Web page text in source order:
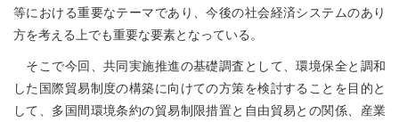
等における重要なテーマであり、今後の社会経済システムのあり
方を考える上でも重要な要素となっている。
そこで今回、共同実施推進の基礎調査として、環境保全と調和
した国際貿易制度の構築に向けての方策を検討することを目的と
して、多国間環境条約の貿易制限措置と自由貿易との関係、産業